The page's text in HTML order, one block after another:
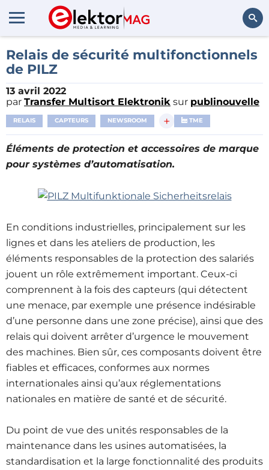
Rechercher
Relais de sécurité multifonctionnels
de PILZ
13 avril 2022
par Transfer Multisort Elektronik sur publinouvelle
RELAIS CAPTEURS NEWSROOM + TME
Éléments de protection et accessoires de marque
pour systèmes d’automatisation.
En conditions industrielles, principalement sur les
lignes et dans les ateliers de production, les
éléments responsables de la protection des salariés
jouent un rôle extrêmement important. Ceux-ci
comprennent à la fois des capteurs (qui détectent
une menace, par exemple une présence indésirable
d’une personne dans une zone précise), ainsi que des
relais qui doivent arrêter d’urgence le mouvement
des machines. Bien sûr, ces composants doivent être
fiables et efficaces, conformes aux normes
internationales ainsi qu’aux réglementations
nationales en matière de santé et de sécurité.
Du point de vue des unités responsables de la
maintenance dans les usines automatisées, la
standardisation et la large fonctionnalité des produits